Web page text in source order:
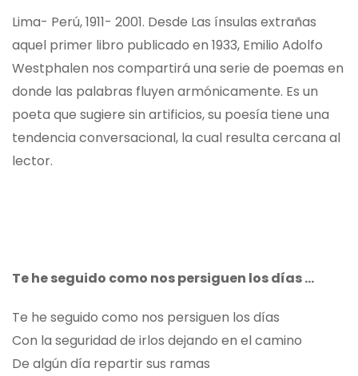
Lima- Perú, 1911- 2001. Desde Las ínsulas extrañas
aquel primer libro publicado en 1933, Emilio Adolfo
Westphalen nos compartirá una serie de poemas en
donde las palabras fluyen armónicamente. Es un
poeta que sugiere sin artificios, su poesía tiene una
tendencia conversacional, la cual resulta cercana al
lector.
Te he seguido como nos persiguen los días …
Te he seguido como nos persiguen los días
Con la seguridad de irlos dejando en el camino
De algún día repartir sus ramas